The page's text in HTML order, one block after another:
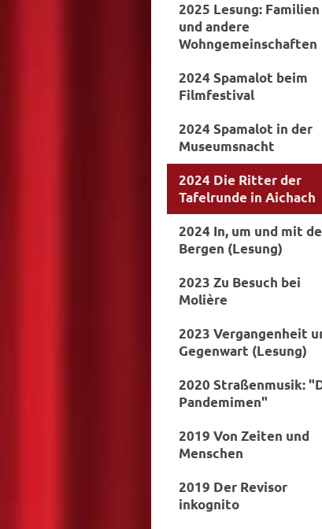
2025 Lesung: Familien
und andere
Wohngemeinschaften
2024 Spamalot beim
Filmfestival
2024 Spamalot in der
Museumsnacht
2024 Die Ritter der
Tafelrunde in Aichach
2024 In, um und mit
Bergen (Lesung)
2023 Zu Besuch bei
Molière
2023 Vergangenheit
Gegenwart (Lesung)
2020 Straßenmusik:
Pandemimen"
2019 Von Zeiten und
Menschen
2019 Der Revisor
inkognito